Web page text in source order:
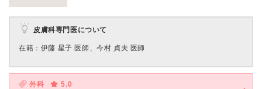
皮膚科専門医について
在籍：伊藤 星子 医師、今村 貞夫 医師
外科
5.0